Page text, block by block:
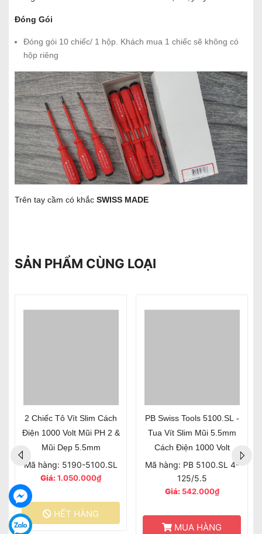
Đóng Gói
Đóng gói 10 chiếc/ 1 hộp. Khách mua 1 chiếc sẽ không có
hộp riêng
Trên tay cầm có khắc SWISS MADE
SẢN PHẨM CÙNG LOẠI
2 Chiếc Tô Vít Slim Cách
Điện 1000 Volt Mũi PH 2 &
Mũi Dẹp 5.5mm
Mã hàng: 5190-5100.SL
Giá:1.050.000₫
HẾT HÀNG
PB Swiss Tools 5100.SL -
Tua Vít Slim Mũi 5.5mm
Cách Điện 1000 Volt
Mã hàng: PB 5100.SL 4-
125/5.5
Giá:542.000₫
MUA HÀNG